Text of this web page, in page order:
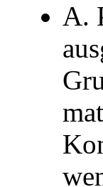
A.